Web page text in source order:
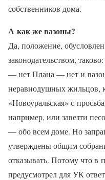
собственников дома.
А как же вазоны?
Да, положение,
законодательством,
— нет Плана — нет и
неравнодушных
«Новоуральская» с
например, или завезти
— обо всем доме. Но
утверждены общим
отказывать. Потому что в
предусмотрел для УК